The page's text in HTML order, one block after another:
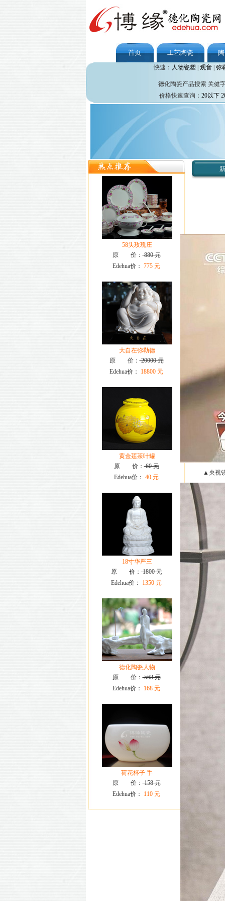
首页 工艺陶瓷
快速： 人物瓷塑 观音| 弥
德化陶瓷产品搜索 关健
价格快速查询： 20以下
58头玫瑰庄
原 价：880 元
Edehua价： 775 元
大自在弥勒德
原 价：20000 元
Edehua价：
18800 元
黄金莲茶叶罐
原 价：60 元
Edehua价： 40 元
18寸华严三
原 价：1800 元
Edehua价：
1350 元
德化陶瓷人物
原 价：568 元
Edehua价：
168 元
荷花杯子 手
原 价：158 元
Edehua价：
110 元
▲央视镜